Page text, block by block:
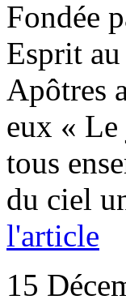
Fondée
Esprit
Apôtres
eux « Le
tous
du ciel
l'article
15